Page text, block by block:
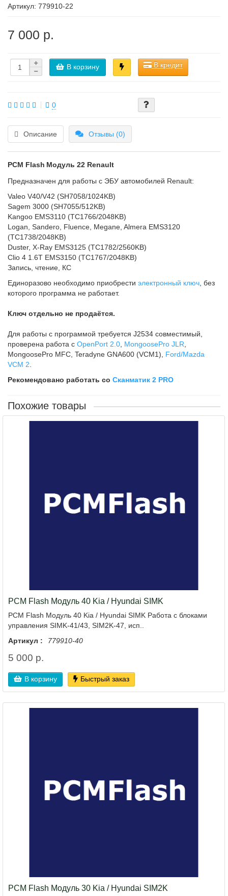
Артикул: 779910-22
7 000 р.
В корзину В кредит
0
Описание Отзывы (0)
PCM Flash Модуль 22 Renault
Предназначен для работы с ЭБУ автомобилей Renault:
Valeo V40/V42 (SH7058/1024KB)
Sagem 3000 (SH7055/512KB)
Kangoo EMS3110 (TC1766/2048KB)
Logan, Sandero, Fluence, Megane, Almera EMS3120
(TC1738/2048KB)
Duster, X-Ray EMS3125 (TC1782/2560KB)
Clio 4 1.6T EMS3150 (TC1767/2048KB)
Запись, чтение, КС
Единоразово необходимо приобрести электронный ключ , без
которого программа не работает.
Ключ отдельно не продаётся.
Для работы с программой требуется J2534 совместимый,
проверена работа с OpenPort 2.0 MongoosePro JLR
MongoosePro MFC, Teradyne GNA600 (VCM1), Ford/Mazda
VCM 2
Рекомендовано работать со Сканматик 2 PRO
Похожие товары
PCM Flash Модуль 40 Kia / Hyundai SIMK
PCM Flash Модуль 40 Kia / Hyundai SIMK Работа с блоками
управления SIMK-41/43, SIM2K-47, исп..
Артикул :
779910-40
5 000 р.
В корзину Быстрый заказ
PCM Flash Модуль 30 Kia / Hyundai SIM2K